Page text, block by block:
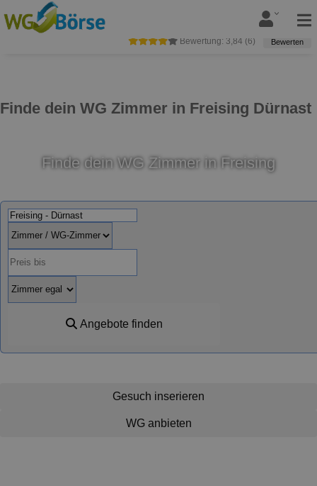
Finde dein WG Zimmer in Freising Dürnast
Bewertung: 3,84 (6) Bewerten
Finde dein WG Zimmer in Freising
Angebote finden
Gesuch inserieren
WG anbieten